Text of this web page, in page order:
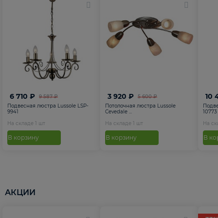
9 587 ₽
6 710 ₽
Подвесная люстра Lussole LSP-
9941
На складе 1 шт
В корзину
5 600 ₽
3 920 ₽
Потолочная люстра Lussole
Cevedale ...
На складе 1 шт
В корзину
10
10773
На
В
АКЦИИ